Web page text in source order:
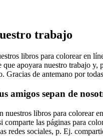
trabajo
libros para colorear en
que apoyara nuestro trabajo y,
Gracias de antemano por
amigos sepan de
nuestros libros para colorear
comparte las páginas para
redes sociales, p. Ej.